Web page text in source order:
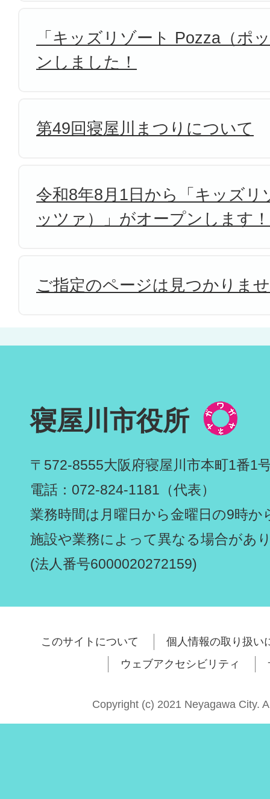
「キッズリゾート Pozza（ポ
ンしました！
第49回寝屋川まつりについて
令和8年8月1日から「キッズリ
ッツァ）」がオープンします！
ご指定のページは見つかりま
寝屋川市役所
〒572-8555大阪府寝屋川市本町1番1
電話：072-824-1181（代表）
業務時間は月曜日から金曜日の9時か
施設や業務によって異なる場合があ
(法人番号6000020272159)
このサイトについて
個人情報の取り扱い
ウェブアクセシビリティ
Copyright (c) 2021 Neyagawa City.